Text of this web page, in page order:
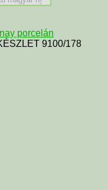
porcelán
9100/178